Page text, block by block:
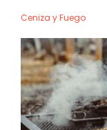
Ceniza y Fuego